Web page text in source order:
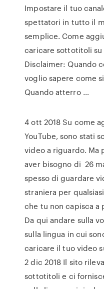
Impostare il tuo
spettatori in tutto il
semplice. Come
caricare sottotitoli su
Disclaimer: Quando
voglio sapere come
Quando atterro …
4 ott 2018 Su come
YouTube, sono stati
video a riguardo. Ma
aver bisogno di 26
spesso di guardare
straniera per
che tu non capisca a
Da qui andare sulla
sulla lingua in cui
caricare il tuo video
2 dic 2018 Il sito
sottotitoli e ci